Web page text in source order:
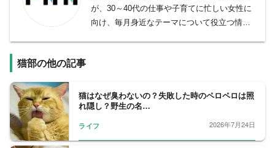
が、30～40代の仕事や子育てに忙しい女性に
向け、毎月身近なテーマについて役立つ情報
猫部の他の記事
猫はなぜ臭わないの？失敗した時のペロペロは照
れ隠し？野生の名…
ライフ 2026年7月24日